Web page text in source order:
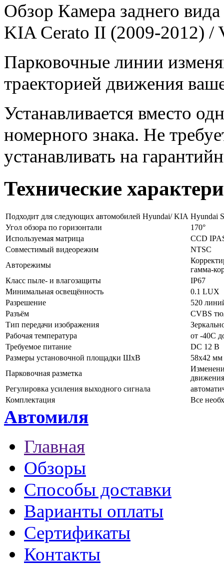
Обзор Камера заднего
KIA Cerato II (2009-2012) /
Парковочные линии
траекторией движения
Устанавливается вместо
номерного знака. Не
устанавливать на
Технические
Подходит для следующих автомобилей Hyundai/ KIA Hyundai
Угол обзора по горизонтали
170°
Используемая матрица
CCD
Совместимый видеорежим
NTSC
Авторежимы
гамма-
Класс пыле- и влагозащиты
IP67
Минимальная освещённость
0.1 LUX
Разрешение
520
Разъём
CVBS
Тип передачи изображения
Рабочая температура
от -40C
Требуемое питание
DC 12 В
Размеры установочной площадки ШхВ
58х42 мм
Парковочная разметка
Регулировка усиления выходного сигнала
Комплектация
Все
Автомиля
Главная
Обзоры
Способы доставки
Варианты оплаты
Сертификаты
Контакты